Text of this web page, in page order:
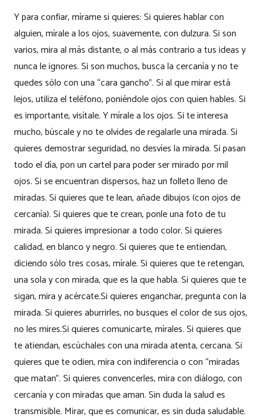
Y para confiar, mírame si quieres: Si quieres hablar con
alguien, mírale a los ojos, suavemente, con dulzura. Si son
varios, mira al más distante, o al más contrario a tus ideas y
nunca le ignores. Si son muchos, busca la cercanía y no te
quedes sólo con una “cara gancho”. Si al que mirar está
lejos, utiliza el teléfono, poniéndole ojos con quien hables. Si
es importante, visítale. Y mírale a los ojos. Si te interesa
mucho, búscale y no te olvides de regalarle una mirada. Si
quieres demostrar seguridad, no desvíes la mirada. Si pasan
todo el día, pon un cartel para poder ser mirado por mil
ojos. Si se encuentran dispersos, haz un folleto lleno de
miradas. Si quieres que te lean, añade dibujos (con ojos de
cercanía). Si quieres que te crean, ponle una foto de tu
mirada. Si quieres impresionar a todo color. Si quieres
calidad, en blanco y negro. Si quieres que te entiendan,
diciendo sólo tres cosas, mírale. Si quieres que te retengan,
una sola y con mirada, que es la que habla. Si quieres que te
sigan, mira y acércate.Si quieres enganchar, pregunta con la
mirada. Si quieres aburrirles, no busques el color de sus ojos,
no les mires.Si quieres comunicarte, mírales. Si quieres que
te atiendan, escúchales con una mirada atenta, cercana. Si
quieres que te odien, mira con indiferencia o con “miradas
que matan”. Si quieres convencerles, mira con diálogo, con
cercanía y con miradas que aman. Sin duda la salud es
transmisible. Mirar, que es comunicar, es sin duda saludable.